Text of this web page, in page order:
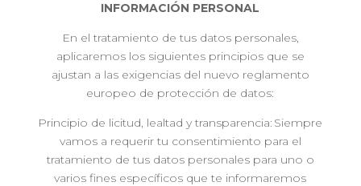
INFORMACIÓN PERSONAL
En el tratamiento de tus datos personales,
aplicaremos los siguientes principios que se
ajustan a las exigencias del nuevo reglamento
europeo de protección de datos:
Principio de licitud, lealtad y transparencia: Siempre
vamos a requerir tu consentimiento para el
tratamiento de tus datos personales para uno o
varios fines específicos que te informaremos